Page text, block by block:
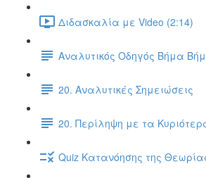
Διδασκαλία με Video (2:14)
Αναλυτικός Οδηγός Βήμα
20. Αναλυτικές Σημειώσεις
20. Περίληψη με τα
Quiz Κατανόησης της